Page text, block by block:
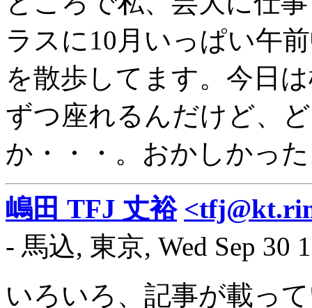
ラスに10月いっぱい午
を散歩してます。今日
ずつ座れるんだけど、
か・・・。おかしかっ
嶋田 TFJ 丈裕
- 馬込, 東京, Wed Sep 30
いろいろ、記事が載っ